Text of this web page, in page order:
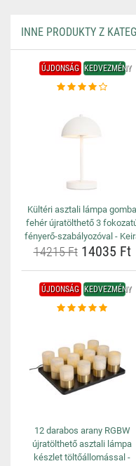
INNE PRODUKTY Z
ÚJDONSÁG KEDVEZMÉNY
Kültéri asztali lámpa gomba
fehér újratölthető 3
fényerő-szabályozóval -
14215 Ft14035 Ft
ÚJDONSÁG KEDVEZMÉNY
12 darabos arany RGBW
újratölthető asztali lámpa
készlet töltőállomással -